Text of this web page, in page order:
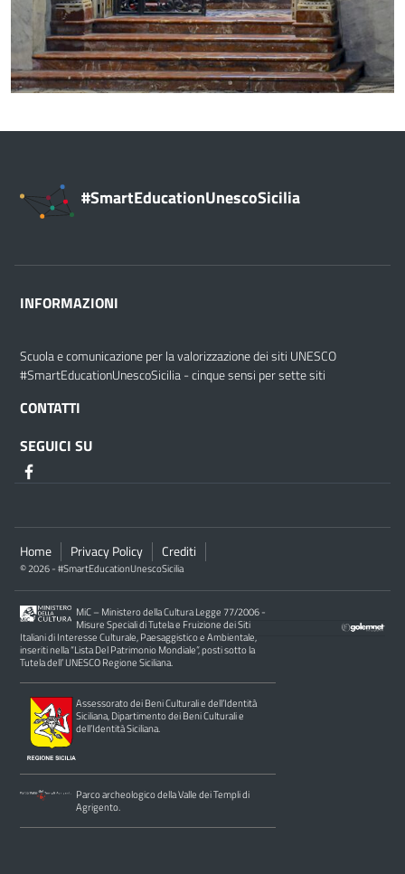
#SmartEducationUnescoSicilia
INFORMAZIONI
Scuola e comunicazione per la valorizzazione dei siti UNESCO
#SmartEducationUnescoSicilia - cinque sensi per sette siti
CONTATTI
SEGUICI SU
Home Privacy Policy Crediti
© 2026 - #SmartEducationUnescoSicilia
MiC – Ministero della Cultura Legge 77/2006 -
Misure Speciali di Tutela e Fruizione dei Siti
Italiani di Interesse Culturale, Paesaggistico e Ambientale,
inseriti nella “Lista Del Patrimonio Mondiale”, posti sotto la
Tutela dell’ UNESCO Regione Siciliana.
Assessorato dei Beni Culturali e dell’Identità
Siciliana, Dipartimento dei Beni Culturali e
dell’Identità Siciliana.
Parco archeologico della Valle dei Templi di
Agrigento.